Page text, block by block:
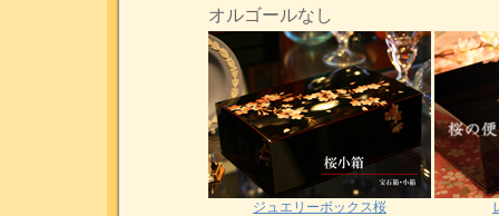
オルゴールなし
ジュエリーボックス桜